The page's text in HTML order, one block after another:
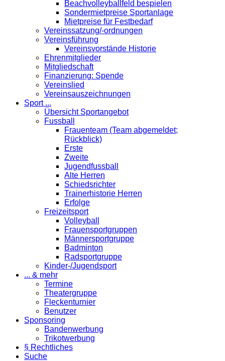
Beachvolleyballfeld bespielen
Sondermietpreise Sportanlage
Mietpreise für Festbedarf
Vereinssatzung/-ordnungen
Vereinsführung
Vereinsvorstände Historie
Ehrenmitglieder
Mitgliedschaft
Finanzierung: Spende
Vereinslied
Vereinsauszeichnungen
Sport ...
Übersicht Sportangebot
Fussball
Frauenteam (Team abgemeldet;
Rückblick)
Erste
Zweite
Jugendfussball
Alte Herren
Schiedsrichter
Trainerhistorie Herren
Erfolge
Freizeitsport
Volleyball
Frauensportgruppen
Männersportgruppe
Badminton
Radsportgruppe
Kinder-/Jugendsport
... & mehr
Termine
Theatergruppe
Fleckenturnier
Benutzer
Sponsoring
Bandenwerbung
Trikotwerbung
§ Rechtliches
Suche